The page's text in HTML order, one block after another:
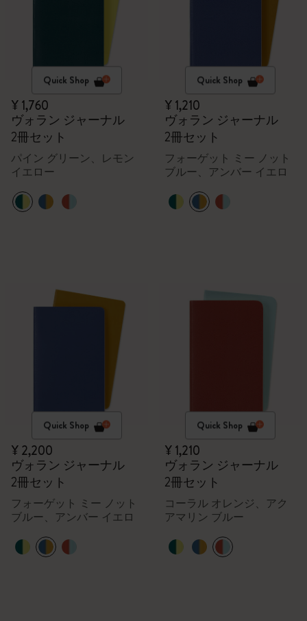
Quick Shop
¥ 1,760
ヴォラン ジャーナル
2冊セット
パイン グリーン、レモン
イエロー
Quick Shop
¥ 1,210
ヴォラン ジャーナル
2冊セット
フォーゲット ミー ノット
ブルー、アンバー イエロ
Quick Shop
¥ 2,200
ヴォラン ジャーナル
2冊セット
フォーゲット ミー ノット
ブルー、アンバー イエロ
Quick Shop
¥ 1,210
ヴォラン ジャーナル
2冊セット
コーラル オレンジ、アク
アマリン ブルー